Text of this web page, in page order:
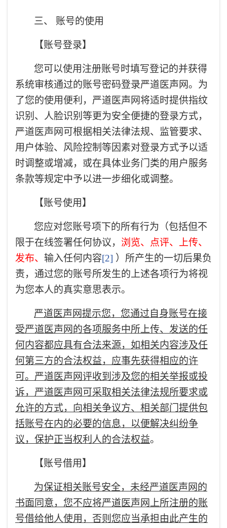
三、 账号的使用
【账号登录】
您可以使用注册账号时填写登记的并获得
系统审核通过的账号密码登录严道医声网。为
了您的使用便利，严道医声网将适时提供指纹
识别、人脸识别等更为安全便捷的登录方式，
严道医声网可根据相关法律法规、监管要求、
用户体验、风险控制等因素对登录方式予以适
时调整或增减，或在具体业务门类的用户服务
条款等规定中予以进一步细化或调整。
【账号使用】
您应对您账号项下的所有行为（包括但不
限于在线签署任何协议， 浏览、点评、上传、
发布、 输入任何内容[2] ）所产生的一切后果负
责，通过您的账号所发生的上述各项行为将视
为您本人的真实意思表示。
严道医声网提示您，您通过自身账号在接
受严道医声网的各项服务中所上传、发送的任
何内容都应具有合法来源，如相关内容涉及任
何第三方的合法权益，应事先获得相应的许
可。严道医声网评收到涉及您的相关举报或投
诉，严道医声网可采取相关法律法规所要求或
允许的方式，向相关争议方、相关部门提供包
括账号在内的必要的信息，以便解决纠纷争
议，保护正当权利人的合法权益。
【账号借用】
为保证相关账号安全，未经严道医声网的
书面同意，您不应将严道医声网上所注册的账
号借给他人使用，否则您应当承担由此产生的